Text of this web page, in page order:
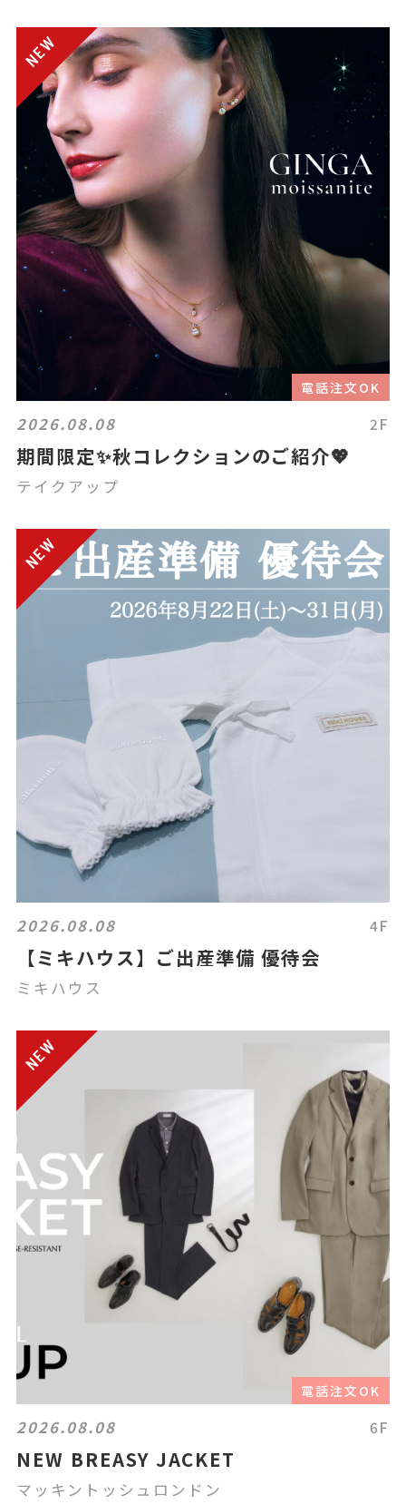
電話注文OK
2026.08.08 2F
期間限定✨秋コレクションのご紹介💖
テイクアップ
2026.08.08 4F
【ミキハウス】ご出産準備 優待会
ミキハウス
電話注文OK
2026.08.08 6F
NEW BREASY JACKET
マッキントッシュロンドン